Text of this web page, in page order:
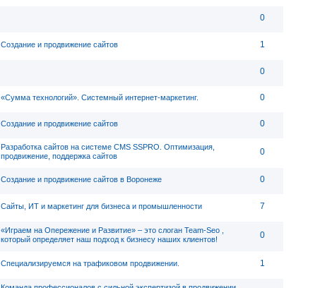
0
Создание и продвижение сайтов 1
0
«Сумма технологий». Системный интернет-маркетинг. 0
Создание и продвижение сайтов 0
Разработка сайтов на системе CMS SSPRO. Оптимизация,
продвижение, поддержка сайтов
0
Создание и продвижение сайтов в Воронеже 0
Сайты, ИТ и маркетинг для бизнеса и промышленности 7
«Играем на Опережение и Развитие» – это слоган Team-Seo ,
который определяет наш подход к бизнесу наших клиентов!
0
Специализируемся на трафиковом продвижении. 1